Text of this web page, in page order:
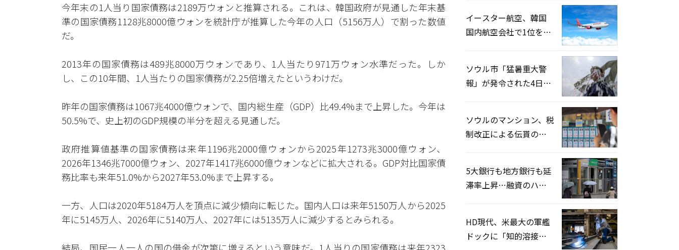
今年末の1人当り国家債務は2189万ウォンと推算される。これは、韓国政府が見通した年末基
準の国家債務1128兆8000億ウォンを統計庁が推算した今年の人口（5156万人）で割った数値
だ。
2013年の国家債務は489兆8000万ウォンであり、1人当たり971万ウォン水準だった。しか
し、この10年間、1人当たりの国家債務が2.25倍増えたというわけだ。
昨年の国家債務は1067兆4000億ウォンで、国内総生産（GDP）比49.4%まで上昇した。今年は
50.5%で、史上初のGDP規模の半分を超える見通しだ。
政府推算値基準の国家債務は来年1196兆2000億ウォンから2025年1273兆3000億ウォン、
2026年1346兆7000億ウォン、2027年1417兆6000億ウォンなどに拡大される。GDP対比国家債
務比率も来年51.0%から2027年53.0%まで上昇する。
一方、人口は2020年5184万人を頂点に減少傾向に転じた。国内人口は来年5150万人から2025
年に5145万人、2026年に5140万人、2027年には5135万人に減少するとみられる。
イースター航空、韓国
国内航空会社で1位を記
ソウル市「猛暑重大警
報」が発令された4日、
ソウルのマンション、税
制改正による伝貰の月
5大銀行も地方銀行も延
滞率上昇…融資のハー
HD現代、米最大の軍艦
ドックに「知的溶接」